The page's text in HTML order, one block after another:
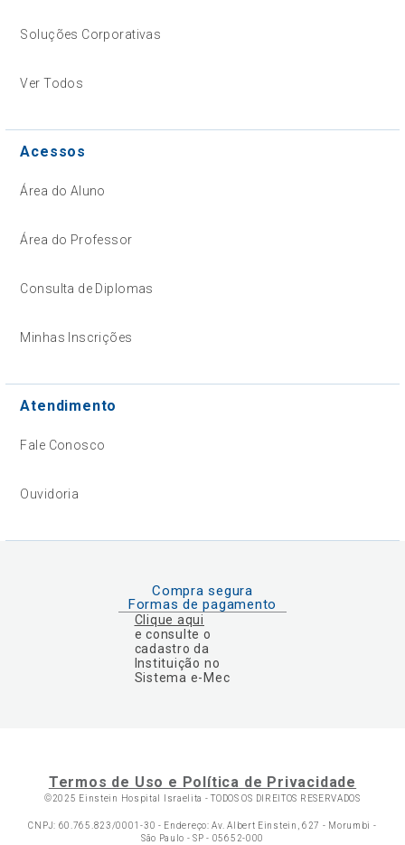
Soluções Corporativas
Ver Todos
Acessos
Área do Aluno
Área do Professor
Consulta de Diplomas
Minhas Inscrições
Atendimento
Fale Conosco
Ouvidoria
Compra segura
Formas de pagamento
Clique aqui
e consulte o
cadastro da
Instituição no
Sistema e-Mec
Termos de Uso e Política de Privacidade
©2025 Einstein Hospital Israelita -TODOS OS DIREITOS RESERVADOS
CNPJ: 60.765.823/0001-30 - Endereço: Av. Albert Einstein, 627 - Morumbi -
São Paulo - SP - 05652-000